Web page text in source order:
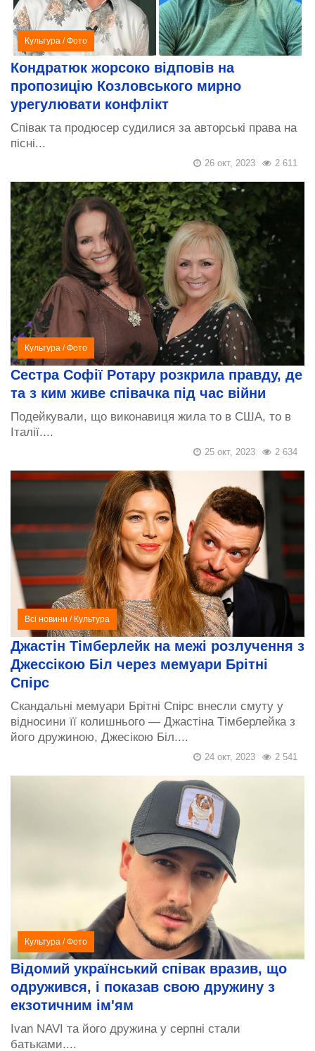
Культура /Фото
Кондратюк жорсоко відповів на
пропозицію Козловського мирно
урегулювати конфлікт
Співак та продюсер судилися за авторські права на
пісні...
2 611
26 окт, 2023
Культура /Фото
Сестра Софії Ротару розкрила правду, де
та з ким живе співачка під час війни
Подейкували, що виконавиця жила то в США, то в
Італії....
2 634
25 окт, 2023
Всі новини / Культура
Джастін Тімберлейк на межі розлучення з
Джессікою Біл через мемуари Брітні
Спірс
Скандальні мемуари Брітні Спірс внесли смуту у
відносини її колишнього — Джастіна Тімберлейка з
його дружиною, Джесікою Біл....
2 541
24 окт, 2023
Культура /Фото
Відомий український співак вразив, що
одружився, і показав свою дружину з
екзотичним ім'ям
Ivan NAVI та його дружина у серпні стали
батьками....